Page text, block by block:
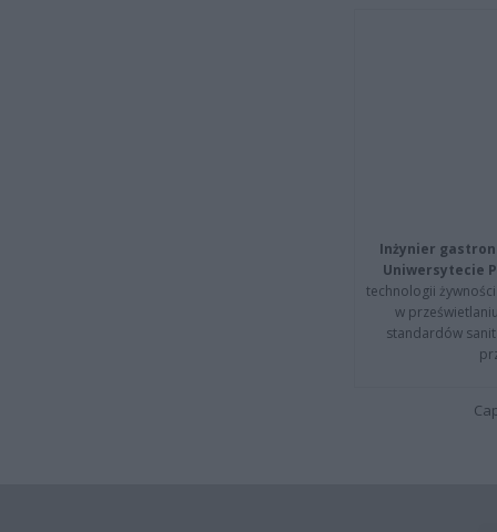
Inżynier
Uniwersytecie
technologii
w
standardów